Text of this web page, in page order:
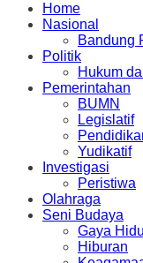
Home
Nasional
Bandung
Politik
Hukum
Pemerintahan
BUMN
Legislatif
Yudikatif
Investigasi
Peristiwa
Olahraga
Seni Budaya
Gaya
Hiburan